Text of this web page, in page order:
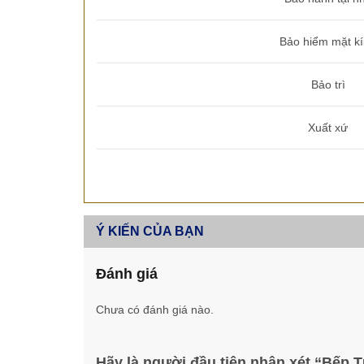
Bảo hiểm mặt
Bảo trì
Xuất xứ
Ý KIẾN CỦA BẠN
Đánh giá
Chưa có đánh giá nào.